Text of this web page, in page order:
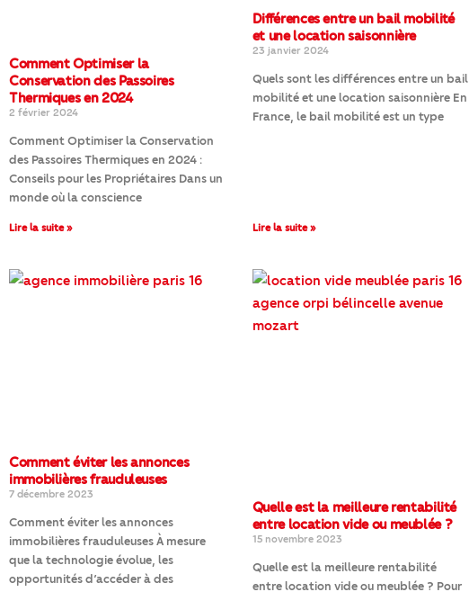
Comment Optimiser la
Conservation des Passoires
Thermiques en 2024
2 février 2024
Comment Optimiser la Conservation
des Passoires Thermiques en 2024 :
Conseils pour les Propriétaires Dans un
monde où la conscience
Lire la suite »
Différences entre un bail mobilité
et une location saisonnière
23 janvier 2024
Quels sont les différences entre un bail
mobilité et une location saisonnière En
France, le bail mobilité est un type
Lire la suite »
Comment éviter les annonces
immobilières frauduleuses
7 décembre 2023
Comment éviter les annonces
immobilières frauduleuses À mesure
que la technologie évolue, les
opportunités d’accéder à des
Quelle est la meilleure rentabilité
entre location vide ou meublée ?
15 novembre 2023
Quelle est la meilleure rentabilité
entre location vide ou meublée ? Pour